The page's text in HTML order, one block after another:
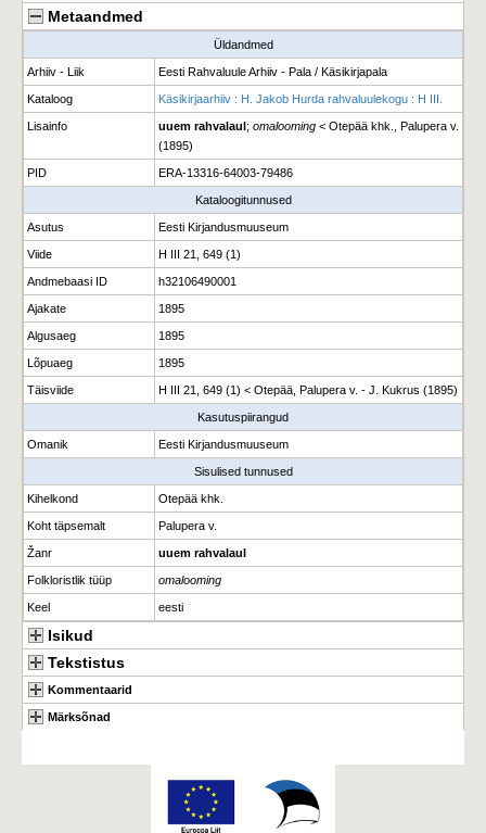
Metaandmed
Üldandmed
Arhiiv - Liik Eesti Rahvaluule Arhiiv - Pala / Käsikirjapala
Kataloog Käsikirjaarhiiv : H. Jakob Hurda rahvaluulekogu : H III.
Lisainfo uuem rahvalaul; omalooming < Otepää khk., Palupera v.
(1895)
PID ERA-13316-64003-79486
Kataloogitunnused
Asutus Eesti Kirjandusmuuseum
Viide H III 21, 649 (1)
Andmebaasi ID h32106490001
Ajakate 1895
Algusaeg 1895
Lõpuaeg 1895
Täisviide H III 21, 649 (1) < Otepää, Palupera v. - J. Kukrus (1895)
Kasutuspiirangud
Omanik Eesti Kirjandusmuuseum
Sisulised tunnused
Kihelkond Otepää khk.
Koht täpsemalt Palupera v.
Žanr uuem rahvalaul
Folkloristlik tüüp omalooming
Keel eesti
Isikud
Tekstistus
Kommentaarid
Märksõnad